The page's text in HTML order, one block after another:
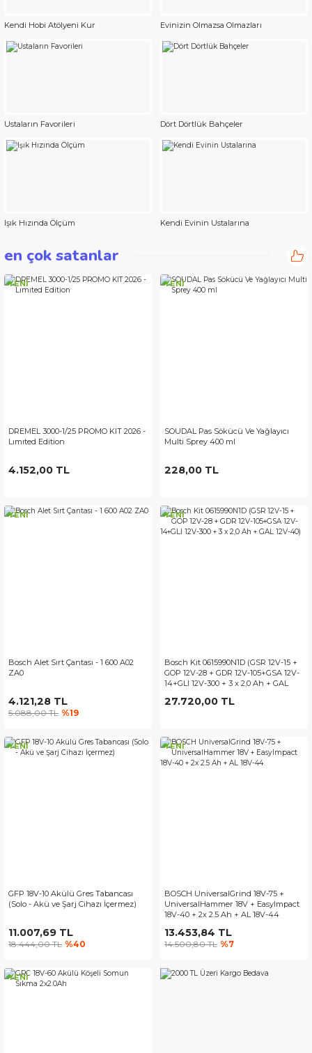
Kendi Hobi Atölyeni Kur Evinizin Olmazsa Olmazları
Ustaların Favorileri Dört Dörtlük Bahçeler
Işık Hızında Ölçüm Kendi Evinin Ustalarına
en çok satanlar
YENİ
DREMEL 3000-1/25 PROMO KIT 2026 -
Lımıted Edition
4.152,00 TL
YENİ
SOUDAL Pas Sökücü Ve Yağlayıcı
Multi Sprey 400 ml
228,00 TL
YENİ
Bosch Alet Sırt Çantası - 1 600 A02
ZA0
4.121,28 TL
5.088,00 TL %19
YENİ
Bosch Kit 0615990N1D (GSR 12V-15 +
GOP 12V-28 + GDR 12V-105+GSA 12V-
14+GLI 12V-300 + 3 x 2,0 Ah + GAL
27.720,00 TL
YENİ
GFP 18V-10 Akülü Gres Tabancası
(Solo - Akü ve Şarj Cihazı İçermez)
11.007,69 TL
18.444,00 TL %40
YENİ
BOSCH UniversalGrind 18V-75 +
UniversalHammer 18V + EasyImpact
18V-40 + 2x 2.5 Ah + AL 18V-44
13.453,84 TL
14.500,80 TL %7
YENİ